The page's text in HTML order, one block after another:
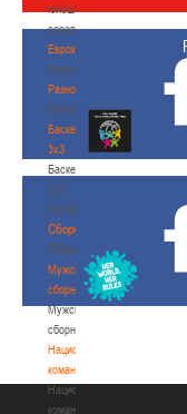
юношеские
соревнования
Еврокубки
Еврокубки
Разное
Разное
Баскетбол
3х3
Баскетбол
3х3
Лого[modid=121]
Сборные
Сборные
Мужские
сборные
Мужские
сборные
Национальная
команда
Национальная
команда